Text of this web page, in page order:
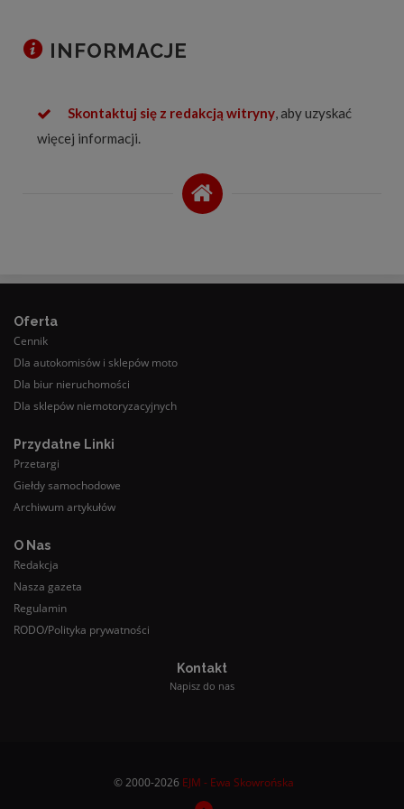
INFORMACJE
Skontaktuj się z redakcją witryny, aby uzyskać
więcej informacji.
Oferta
Cennik
Dla autokomisów i sklepów moto
Dla biur nieruchomości
Dla sklepów niemotoryzacyjnych
Przydatne Linki
Przetargi
Giełdy samochodowe
Archiwum artykułów
O Nas
Redakcja
Nasza gazeta
Regulamin
RODO/Polityka prywatności
Kontakt
Napisz do nas
© 2000-2026 EJM - Ewa Skowrońska